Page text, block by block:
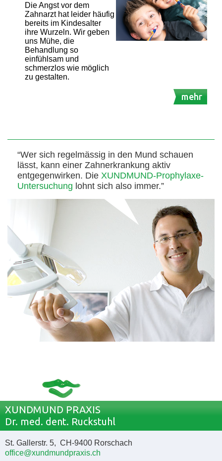
Die Angst vor dem
Zahnarzt hat leider häufig
bereits im Kindesalter
ihre Wurzeln. Wir geben
uns Mühe, die
Behandlung so
einfühlsam und
schmerzlos wie möglich
zu gestalten.
mehr
“Wer sich regelmässig in den Mund schauen
lässt, kann einer Zahnerkrankung aktiv
entgegenwirken. Die XUNDMUND-Prophylaxe-
Untersuchung lohnt sich also immer.”
XUNDMUND PRAXIS
Dr. med. dent. Ruckstuhl
St. Gallerstr. 5, CH-9400 Rorschach
office@xundmundpraxis.ch